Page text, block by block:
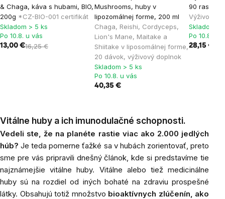
& Chaga, káva s hubami, BIO,
200g *CZ-BIO-001 certifikát
Skladom > 5 ks
Po 10.8. u vás
13,00 €16,25 €
Mushrooms, huby v
lipozomálnej forme, 200 ml
Chaga, Reishi, Cordyceps,
Lion's Mane, Maitake a
Shiitake v liposomálnej forme,
20 dávok, výživový doplnok
Skladom > 5 ks
Po 10.8. u vás
40,35 €
90
Výživový
Skladom >
Po 10.8. u
28,15 €
Vitálne huby a ich imunodulačné schopnosti.
Vedeli ste, že na planéte rastie viac ako 2.000 jedlých
húb?Je teda pomerne ťažké sa v hubách zorientovať, preto
sme pre vás pripravili dnešný článok, kde si predstavíme tie
najznámejšie vitálne huby. Vitálne alebo tiež medicinálne
huby sú na rozdiel od iných bohaté na zdraviu prospešné
látky. Obsahujú totiž množstvo bioaktívnych zlúčenín, ako